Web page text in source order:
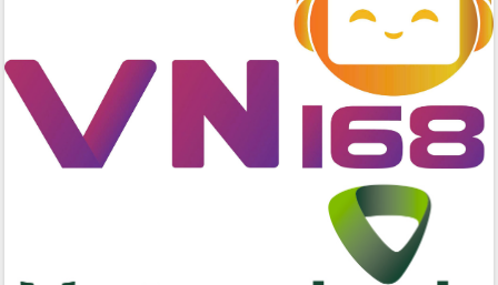
Việt Nam
Thứ trưởng Bộ Y tế làm việc với tỉnh
Đắk Lắk về phát triển nhân lực y tế
cho trạm y tế cấp xã
Du lịch Đắk Lắk nâng tầm trải nghiệm